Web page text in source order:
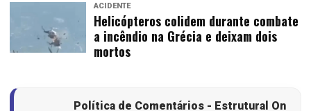
ACIDENTE
Helicópteros colidem durante combate
a incêndio na Grécia e deixam dois
mortos
Política de Comentários - Estrutural On